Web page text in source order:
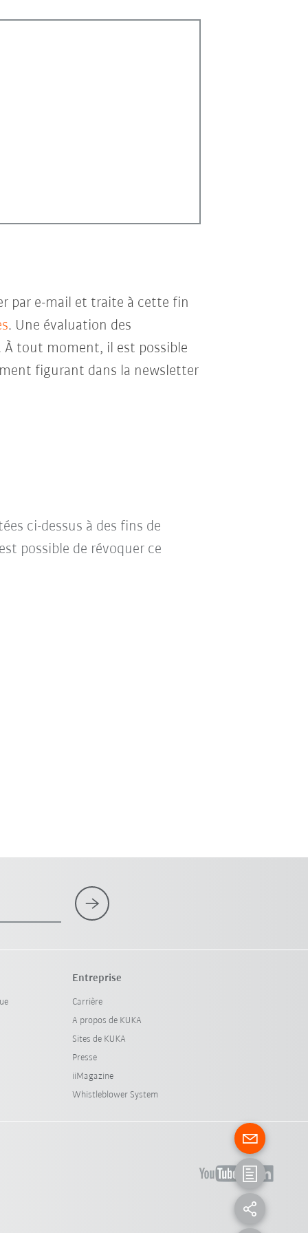
par e-mail et traite à cette fin
. Une évaluation des
À tout moment, il est possible
figurant dans la newsletter
ci-dessus à des fins de
possible de révoquer ce
Entreprise
Carrière
A propos de KUKA
Sites de KUKA
Presse
iiMagazine
Whistleblower System